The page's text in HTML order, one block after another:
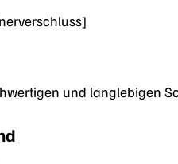
und langlebigen